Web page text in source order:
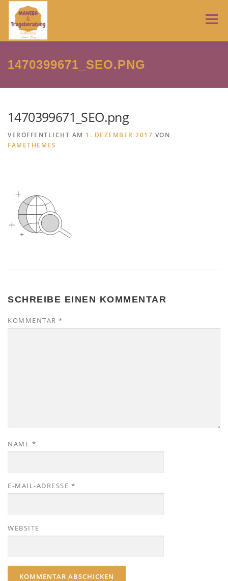
Zum
Inhalt
springen
Menü
HOME TRAGEBERATUNG MAWIBA
DATENSCHUTZERKLÄRUNG
1470399671_SEO.PNG
1470399671_SEO.png
VERÖFFENTLICHT AM 1. DEZEMBER 2017 VON
FAMETHEMES
SCHREIBE EINEN KOMMENTAR
KOMMENTAR *
NAME *
E-MAIL-ADRESSE *
WEBSITE